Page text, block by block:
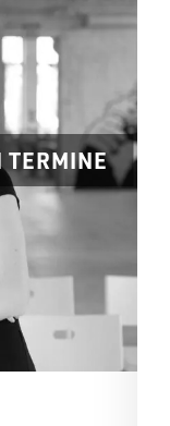
TERMINE